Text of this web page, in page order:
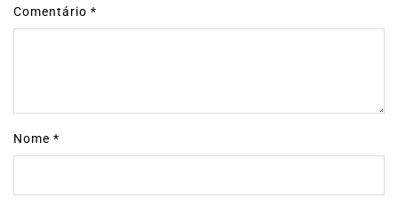
Comentário *
Nome *